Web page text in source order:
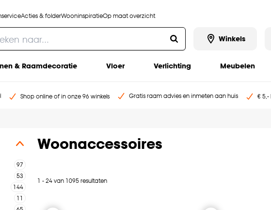
Acties & folderWooninspiratieOp maat overzicht
Winkels
& Raamdecoratie Vloer Verlichting Meubelen
Shop online of in onze 96 winkels Gratis raam advies en inmeten aan huis € 5,-
Woonaccessoires
1 - 24 van 1095 resultaten